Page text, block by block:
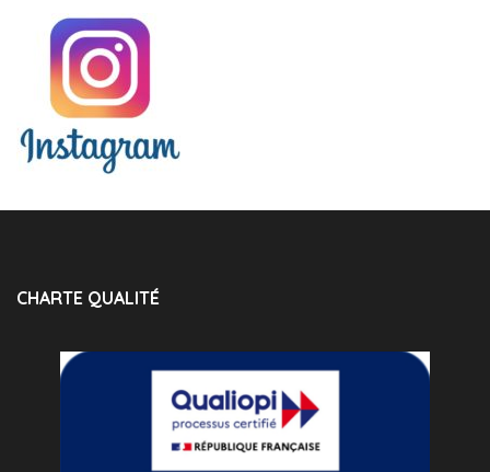
CHARTE QUALITÉ